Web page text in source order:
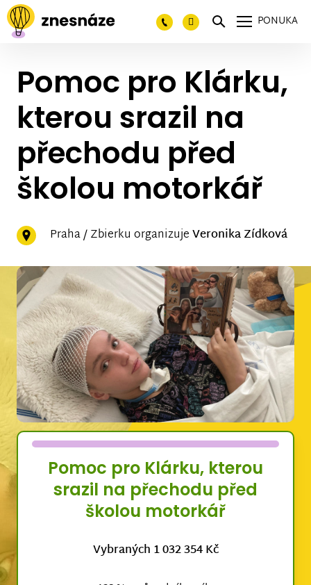
PONUKA
Pomoc pro Klárku,
kterou srazil na
přechodu před
školou motorkář
Praha / Zbierku organizujeVeronika Zídková
Pomoc pro Klárku, kterou
srazil na přechodu před
školou motorkář
Vybraných 1 032 354 Kč